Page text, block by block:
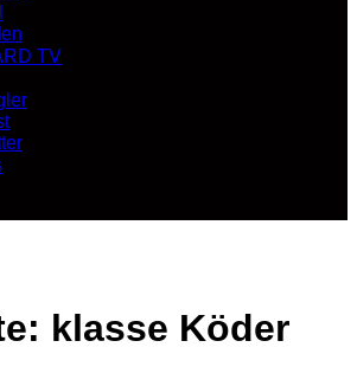
TV
klasse Köder